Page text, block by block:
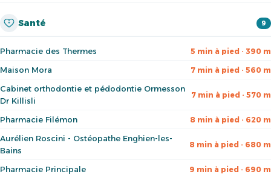
Santé 9
Pharmacie des Thermes 5 min à pied · 390 m
Maison Mora 7 min à pied · 560 m
Cabinet orthodontie et pédodontie Ormesson
Dr Killisli
7 min à pied · 570 m
Pharmacie Filémon 8 min à pied · 620 m
Aurélien Roscini - Ostéopathe Enghien-les-
Bains
8 min à pied · 680 m
Pharmacie Principale 9 min à pied · 690 m